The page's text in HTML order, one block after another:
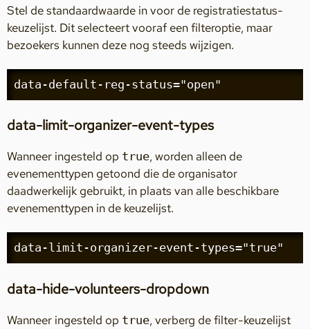
Stel de standaardwaarde in voor de registratiestatus-
keuzelijst. Dit selecteert vooraf een filteroptie, maar
bezoekers kunnen deze nog steeds wijzigen.
data-default-reg-status="open"
data-limit-organizer-event-types
Wanneer ingesteld op true, worden alleen de
evenementtypen getoond die de organisator
daadwerkelijk gebruikt, in plaats van alle beschikbare
evenementtypen in de keuzelijst.
data-limit-organizer-event-types="true"
data-hide-volunteers-dropdown
Wanneer ingesteld op true, verberg de filter-keuzelijst